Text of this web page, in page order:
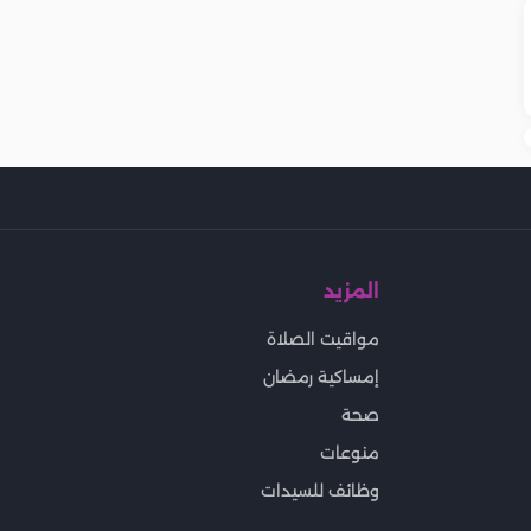
المزيد
مواقيت الصلاة
إمساكية رمضان
صحة
منوعات
وظائف للسيدات